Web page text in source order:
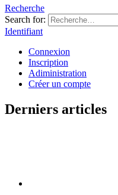
Recherche
Search for:
Identifiant
Connexion
Inscription
Adiministration
Créer un compte
Derniers articles